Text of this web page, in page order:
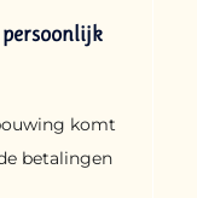
persoonlijk
komt
betalingen